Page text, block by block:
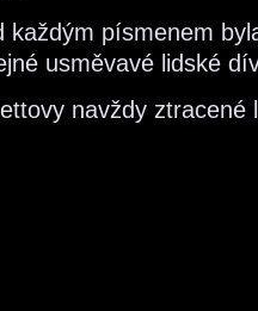
každým písmenem
usměvavé lidské
navždy ztracené